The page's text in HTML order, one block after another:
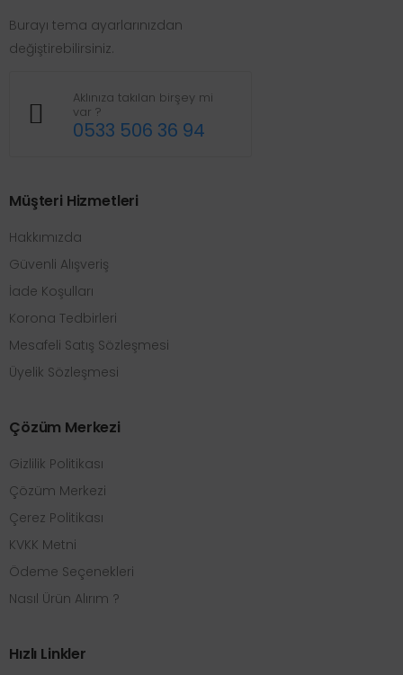
Burayı tema ayarlarınızdan
değiştirebilirsiniz.
Aklınıza takılan birşey mi
var ?
0533 506 36 94
Müşteri Hizmetleri
Hakkımızda
Güvenli Alışveriş
İade Koşulları
Korona Tedbirleri
Mesafeli Satış Sözleşmesi
Üyelik Sözleşmesi
Çözüm Merkezi
Gizlilik Politikası
Çözüm Merkezi
Çerez Politikası
KVKK Metni
Ödeme Seçenekleri
Nasıl Ürün Alırım ?
Hızlı Linkler